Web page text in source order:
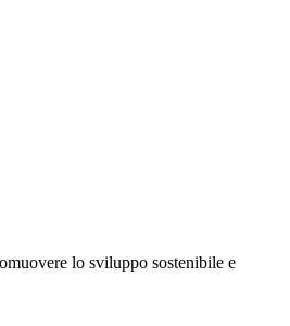
lo sviluppo sostenibile e